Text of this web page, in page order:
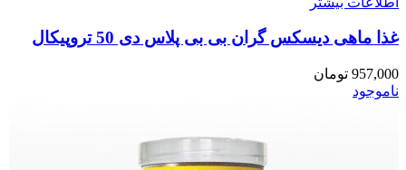
غذا ماهی دیسکس گران بی بی پلاس دی 50 تروپیکال
957,000 تومان
ناموجود